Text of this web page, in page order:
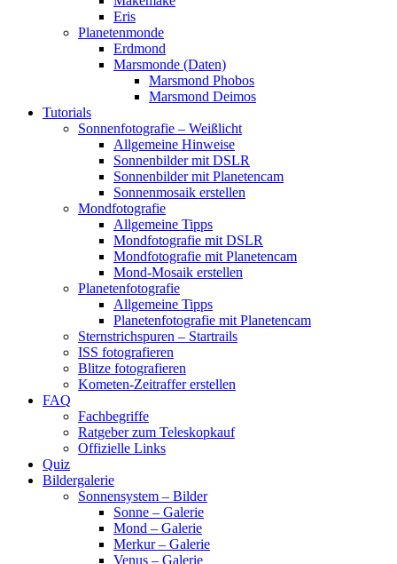
Eris
Planetenmonde
Erdmond
Marsmonde (Daten)
Marsmond Phobos
Marsmond Deimos
Tutorials
Sonnenfotografie – Weißlicht
Allgemeine Hinweise
Sonnenbilder mit DSLR
Sonnenbilder mit Planetencam
Sonnenmosaik erstellen
Mondfotografie
Allgemeine Tipps
Mondfotografie mit DSLR
Mondfotografie mit Planetencam
Mond-Mosaik erstellen
Planetenfotografie
Allgemeine Tipps
Planetenfotografie mit Planetencam
Sternstrichspuren – Startrails
ISS fotografieren
Blitze fotografieren
Kometen-Zeitraffer erstellen
FAQ
Fachbegriffe
Ratgeber zum Teleskopkauf
Offizielle Links
Quiz
Bildergalerie
Sonnensystem – Bilder
Sonne – Galerie
Mond – Galerie
Merkur – Galerie
Venus – Galerie